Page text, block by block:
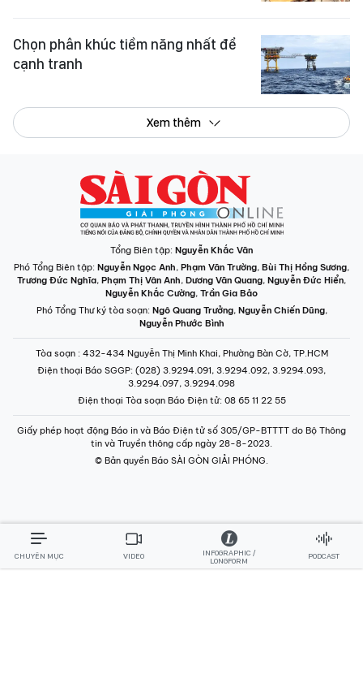
Chọn phân khúc tiềm năng nhất để
cạnh tranh
Xem thêm
Tổng Biên tập: Nguyễn Khắc Văn
Phó Tổng Biên tập: Nguyễn Ngọc Anh, Phạm Văn Trường, Bùi Thị Hồng Sương,
Trương Đức Nghĩa, Phạm Thị Vân Anh, Dương Văn Quang, Nguyễn Đức Hiển,
Nguyễn Khắc Cường, Trần Gia Bảo
Phó Tổng Thư ký tòa soạn: Ngô Quang Trưởng, Nguyễn Chiến Dũng,
Nguyễn Phước Bình
Tòa soạn : 432-434 Nguyễn Thị Minh Khai, Phường Bàn Cờ, TP.HCM
Điện thoại Báo SGGP: (028) 3.9294.091, 3.9294.092, 3.9294.093,
3.9294.097, 3.9294.098
Điện thoại Tòa soạn Báo Điện tử: 08 65 11 22 55
Giấy phép hoạt động Báo in và Báo Điện tử số 305/GP-BTTTT do Bộ Thông
tin và Truyền thông cấp ngày 28-8-2023.
© Bản quyền Báo SÀI GÒN GIẢI PHÓNG.
CHUYÊN MỤC VIDEO
INFOGRAPHIC /
LONGFORM
PODCAST